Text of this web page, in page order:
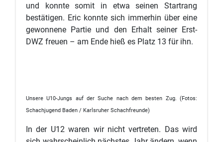
und konnte somit in etwa seinen Startrang
bestätigen. Eric konnte sich immerhin über eine
gewonnene Partie und den Erhalt seiner Erst-
DWZ freuen – am Ende hieß es Platz 13 für ihn.
Unsere U10-Jungs auf der Suche nach dem besten Zug. (Fotos:
Schachjugend Baden / Karlsruher Schachfreunde)
In der U12 waren wir nicht vertreten. Das wird